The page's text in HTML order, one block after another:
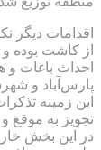
اقدامات
از کاشت بوده
احداث باغات و
پارس‌آباد و
این زمینه
تجویز به موقع
در این بخش